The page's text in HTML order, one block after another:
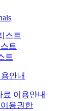
스트
트
트
안내
이용안내
용권한